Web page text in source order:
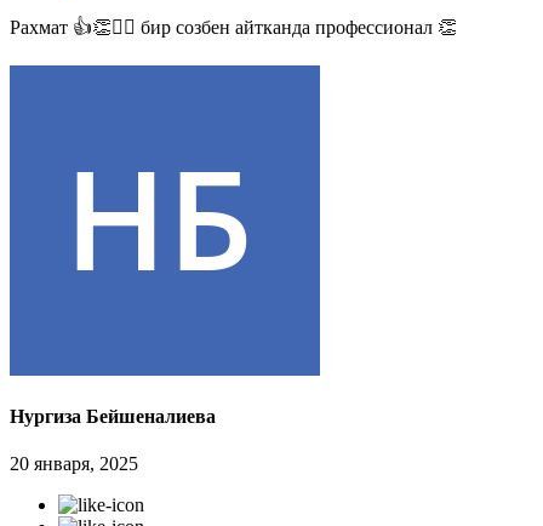
Рахмат 👍👏✊🏻 бир созбен айтканда профессионал 👏
Нургиза Бейшеналиева
20 января, 2025